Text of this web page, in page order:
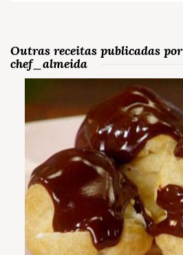
Outras receitas publicadas por
chef_almeida